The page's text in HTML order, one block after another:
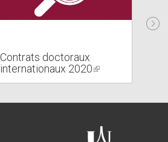
Contrats doctoraux
internationaux 2020(link
is